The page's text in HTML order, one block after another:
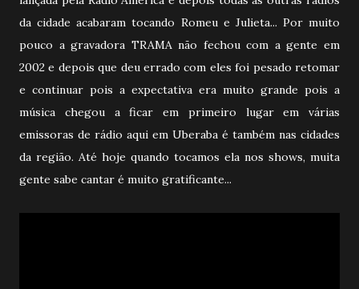
da cidade acabaram tocando Romeu e Julieta... Por muito
pouco a gravadora TRAMA não fechou com a gente em
2002 e depois que deu errado com eles foi pesado retomar
e continuar pois a expectativa era muito grande pois a
música chegou a ficar em primeiro lugar em várias
emissoras de rádio aqui em Uberaba é também nas cidades
da região. Até hoje quando tocamos ela nos shows, muita
gente sabe cantar é muito gratificante...